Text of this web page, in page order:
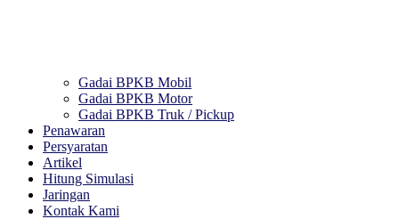
Gadai BPKB Mobil
Gadai BPKB Motor
Gadai BPKB Truk / Pickup
Penawaran
Persyaratan
Artikel
Hitung Simulasi
Jaringan
Kontak Kami